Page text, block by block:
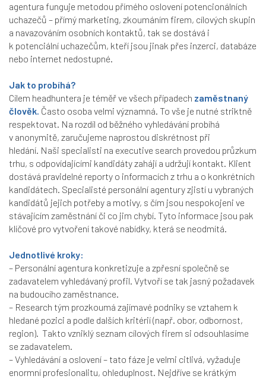
agentura funguje metodou přímého oslovení potencionálních
uchazečů – přímý marketing, zkoumáním firem, cílových skupin
a navazováním osobních kontaktů, tak se dostává i
k potenciální uchazečům, kteří jsou jinak přes inzerci, databáze
nebo internet nedostupné.
Jak to probíhá?
Cílem headhuntera je téměř ve všech případech zaměstnaný
člověk. Často osoba velmi významná. To vše je nutné striktně
respektovat. Na rozdíl od běžného vyhledávání probíhá
v anonymitě, zaručujeme naprostou diskrétnost při
hledání. Naši specialisti na executive search provedou průzkum
trhu, s odpovídajícími kandidáty zahájí a udržují kontakt. Klient
dostává pravidelné reporty o informacích z trhu a o konkrétních
kandidátech. Specialisté personální agentury zjistí u vybraných
kandidátů jejich potřeby a motivy, s čím jsou nespokojeni ve
stávajícím zaměstnání či co jim chybí. Tyto informace jsou pak
klíčové pro vytvoření takové nabídky, která se neodmítá.
Jednotlivé kroky:
– Personální agentura konkretizuje a zpřesní společně se
zadavatelem vyhledávaný profil. Vytvoří se tak jasný požadavek
na budoucího zaměstnance.
– Research tým prozkoumá zajímavé podniky se vztahem k
hledané pozici a podle dalších kritérií (např. obor, odbornost,
region). Takto vzniklý seznam cílových firem si odsouhlasíme
se zadavatelem.
– Vyhledávání a oslovení – tato fáze je velmi citlivá, vyžaduje
enormní profesionalitu, ohleduplnost. Nejdříve se krátkým